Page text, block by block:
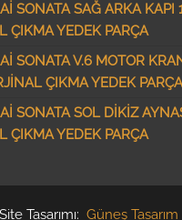
SONATA SAĞ ARKA KAPI
ÇIKMA YEDEK PARÇA
SONATA V.6 MOTOR
ÇIKMA YEDEK PARÇA
SONATA SOL DİKİZ
ÇIKMA YEDEK PARÇA
Tasarımı: Güneş Tasarım